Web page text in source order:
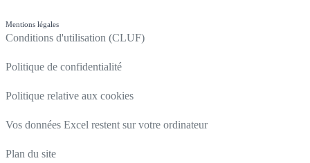
Mentions légales
Conditions d'utilisation (CLUF)
Politique de confidentialité
Politique relative aux cookies
Vos données Excel restent sur votre ordinateur
Plan du site